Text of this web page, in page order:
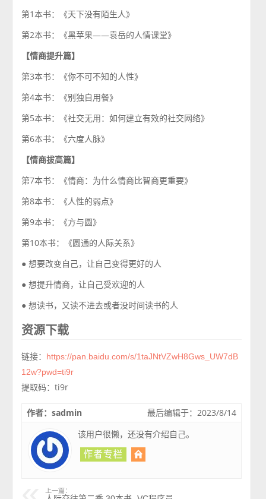
第1本书：《天下没有陌生人》
第2本书：《黑苹果——袁岳的人情课堂》
【情商提升篇】
第3本书：《你不可不知的人性》
第4本书：《别独自用餐》
第5本书：《社交无用：如何建立有效的社交网络》
第6本书：《六度人脉》
【情商拔高篇】
第7本书：《情商：为什么情商比智商更重要》
第8本书：《人性的弱点》
第9本书：《方与圆》
第10本书：《圆通的人际关系》
● 想要改变自己，让自己变得更好的人
● 想提升情商，让自己受欢迎的人
● 想读书，又读不进去或者没时间读书的人
资源下载
链接：
https://pan.baidu.com/s/1taJNtVZwH8Gws_UW7dB
12w?pwd=ti9r
提取码：ti9r
最后编辑于：2023/8/14
作者：sadmin
该用户很懒，还没有介绍自己。
上一篇：